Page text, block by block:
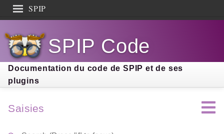
SPIP
Documentation
Contribution
Entraide
Découverte
SPIP Code
Documentation du code de SPIP et de ses
plugins
Saisies
Search results